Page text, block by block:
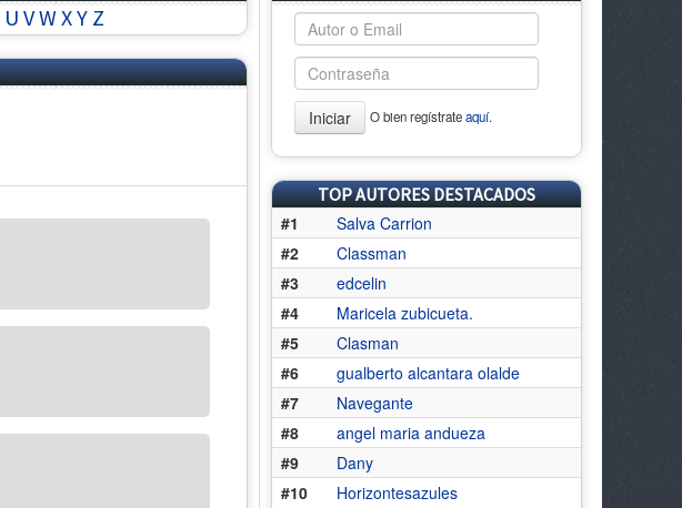
U VWXY Z
Iniciar O bien regístrateaquí.
TOP AUTORES DESTACADOS
#1
Salva Carrion
#2
Classman
#3
edcelin
#4
Maricela zubicueta.
#5
Clasman
#6
gualberto alcantara olalde
#7
Navegante
#8
angel maria andueza
#9
Dany
#10
Horizontesazules